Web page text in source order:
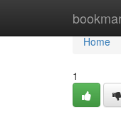
Home
Home
1